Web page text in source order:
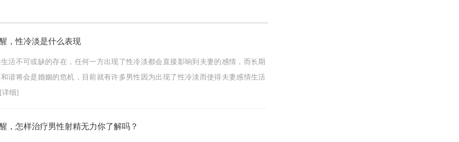
，性冷淡是什么表现
活不可或缺的存在，任何一方出现了性冷淡都会直接影响到夫妻的感情，而长期
谐将会是婚姻的危机，目前就有许多男性因为出现了性冷淡而使得夫妻感情生活
详细]
，怎样治疗男性射精无力你了解吗？